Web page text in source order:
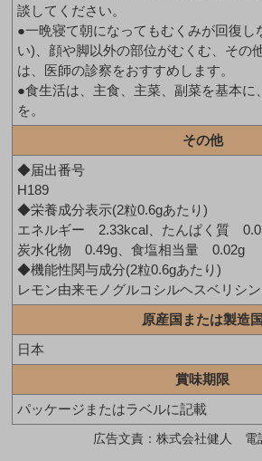
談してください。
●一晩寝て朝になってもむくみが回復し
い)、顔や脚以外の部位がむくむ、その
は、医師の診察をおすすめします。
●食生活は、主食、主菜、副菜を基本に
を。
その他
◆届出番号
H189
◆栄養成分表示(2粒0.6gあたり)
エネルギー 2.33kcal、たんぱく質
炭水化物 0.49g、食塩相当量 0.02g
◆機能性関与成分(2粒0.6gあたり)
レモン由来モノグルコシルヘスベリシ
原産国または製造国
日本
賞味期限
パッケージまたはラベルに記載
広告文責：株式会社健人